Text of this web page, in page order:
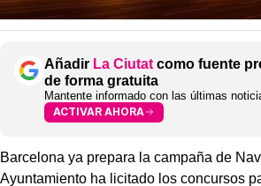
Añadir La Ciutat como fuente
de forma gratuita
Mantente informado con las últimas
ACTIVAR AHORA
Barcelona ya prepara la campaña de
Ayuntamiento ha licitado los concursos